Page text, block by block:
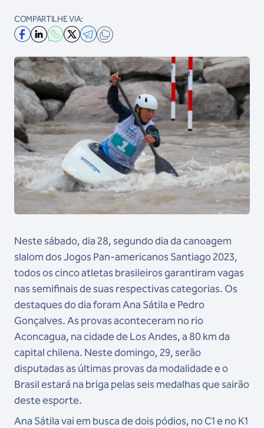
COMPARTILHE VIA:
Neste sábado, dia 28, segundo dia da canoagem
slalom dos Jogos Pan-americanos Santiago 2023,
todos os cinco atletas brasileiros garantiram vagas
nas semifinais de suas respectivas categorias. Os
destaques do dia foram Ana Sátila e Pedro
Gonçalves. As provas aconteceram no rio
Aconcagua, na cidade de Los Andes, a 80 km da
capital chilena. Neste domingo, 29, serão
disputadas as últimas provas da modalidade e o
Brasil estará na briga pelas seis medalhas que sairão
deste esporte.
Ana Sátila vai em busca de dois pódios, no C1 e no K1